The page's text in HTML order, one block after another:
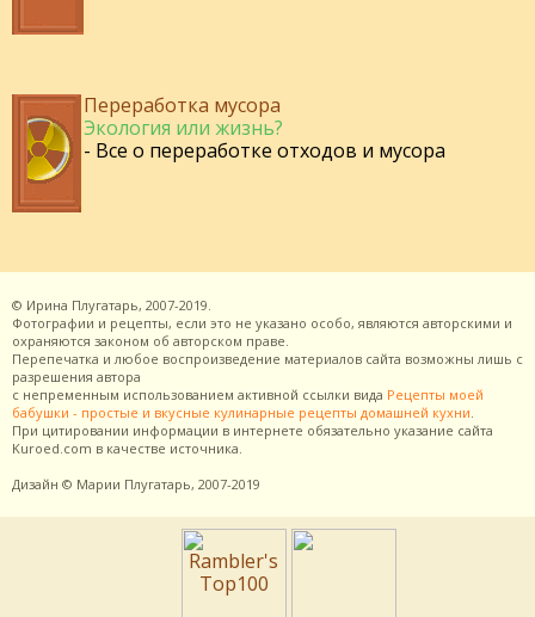
Переработка мусора
Экология или жизнь?
- Все о переработке отходов и мусора
© Ирина Плугатарь, 2007-2019.
Фотографии и рецепты, если это не указано особо, являются авторскими и
охраняются законом об авторском праве.
Перепечатка и любое воспроизведение материалов сайта возможны лишь с
разрешения автора
с непременным использованием активной ссылки вида Рецепты моей
бабушки - простые и вкусные кулинарные рецепты домашней кухни
При цитировании информации в интернете обязательно указание сайта
Kuroed.com в качестве источника.
Дизайн © Марии Плугатарь, 2007-2019